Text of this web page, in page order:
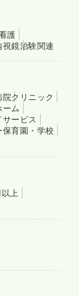
護
視鏡治験関連
院クリニック
ム
ービス
保育園・学校
上